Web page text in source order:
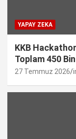
YAPAY ZEKA
KKB
Toplam 450
27 Temmuz 2026